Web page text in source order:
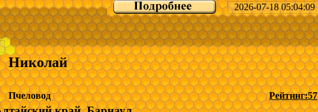
продуктов пчеловодство
всей России
и прайс скину в мессенджеры.
вопросы; Звоните но могу быть не доступен, так как связи на пасеки
нет или пишите в Max, WhatsApp по указанному номеру телефона в
2026-07-18 05:04:09
Николай
Пчеловод Рейтинг:57